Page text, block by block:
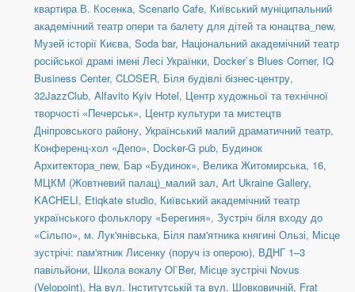
квартира В. Косенка, Scenario Cafe, Київський муніципальний
академічний театр опери та балету для дітей та юнацтва_new,
Музей історії Києва, Soda bar, Національний академічний театр
російської драмі імені Лесі Українки, Docker`s Blues Corner, IQ
Business Center, CLOSER, Біля будівлі бізнес-центру,
32JazzClub, Alfavito Kyiv Hotel, Центр художньої та технічної
творчості «Печерськ», Центр культури та мистецтв
Дніпровського району, Український малий драматичний театр,
Конференц-хол «Депо», Docker-G pub, Будинок
Архитектора_new, Бар «Будинок», Велика Житомирська, 16,
МЦКМ (Жовтневий палац)_малий зал, Art Ukraine Gallery,
KACHELI, Etiqkate studio, Київський академічний театр
українського фольклору «Берегиня», Зустріч біля входу до
«Сільпо», м. Лук'янівська, Біля пам'ятника княгині Ользі, Місце
зустрічі: пам'ятник Лисенку (поруч із оперою), ВДНГ 1–3
павільйони, Школа вокалу Ol`Ber, Місце зустрічі Novus
(Velopoint), На вул. Інститутській та вул. Шовковичній, Frat